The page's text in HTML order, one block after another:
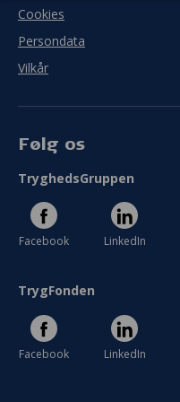
Se hele evaluering
Cookies
Persondata
Vilkår
Følg os
TryghedsGruppen
Facebook LinkedIn
TrygFonden
Facebook LinkedIn